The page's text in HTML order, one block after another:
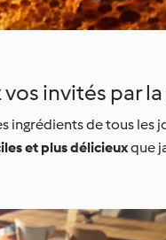
invités par
ingrédients de tous les
et plus délicieuxque